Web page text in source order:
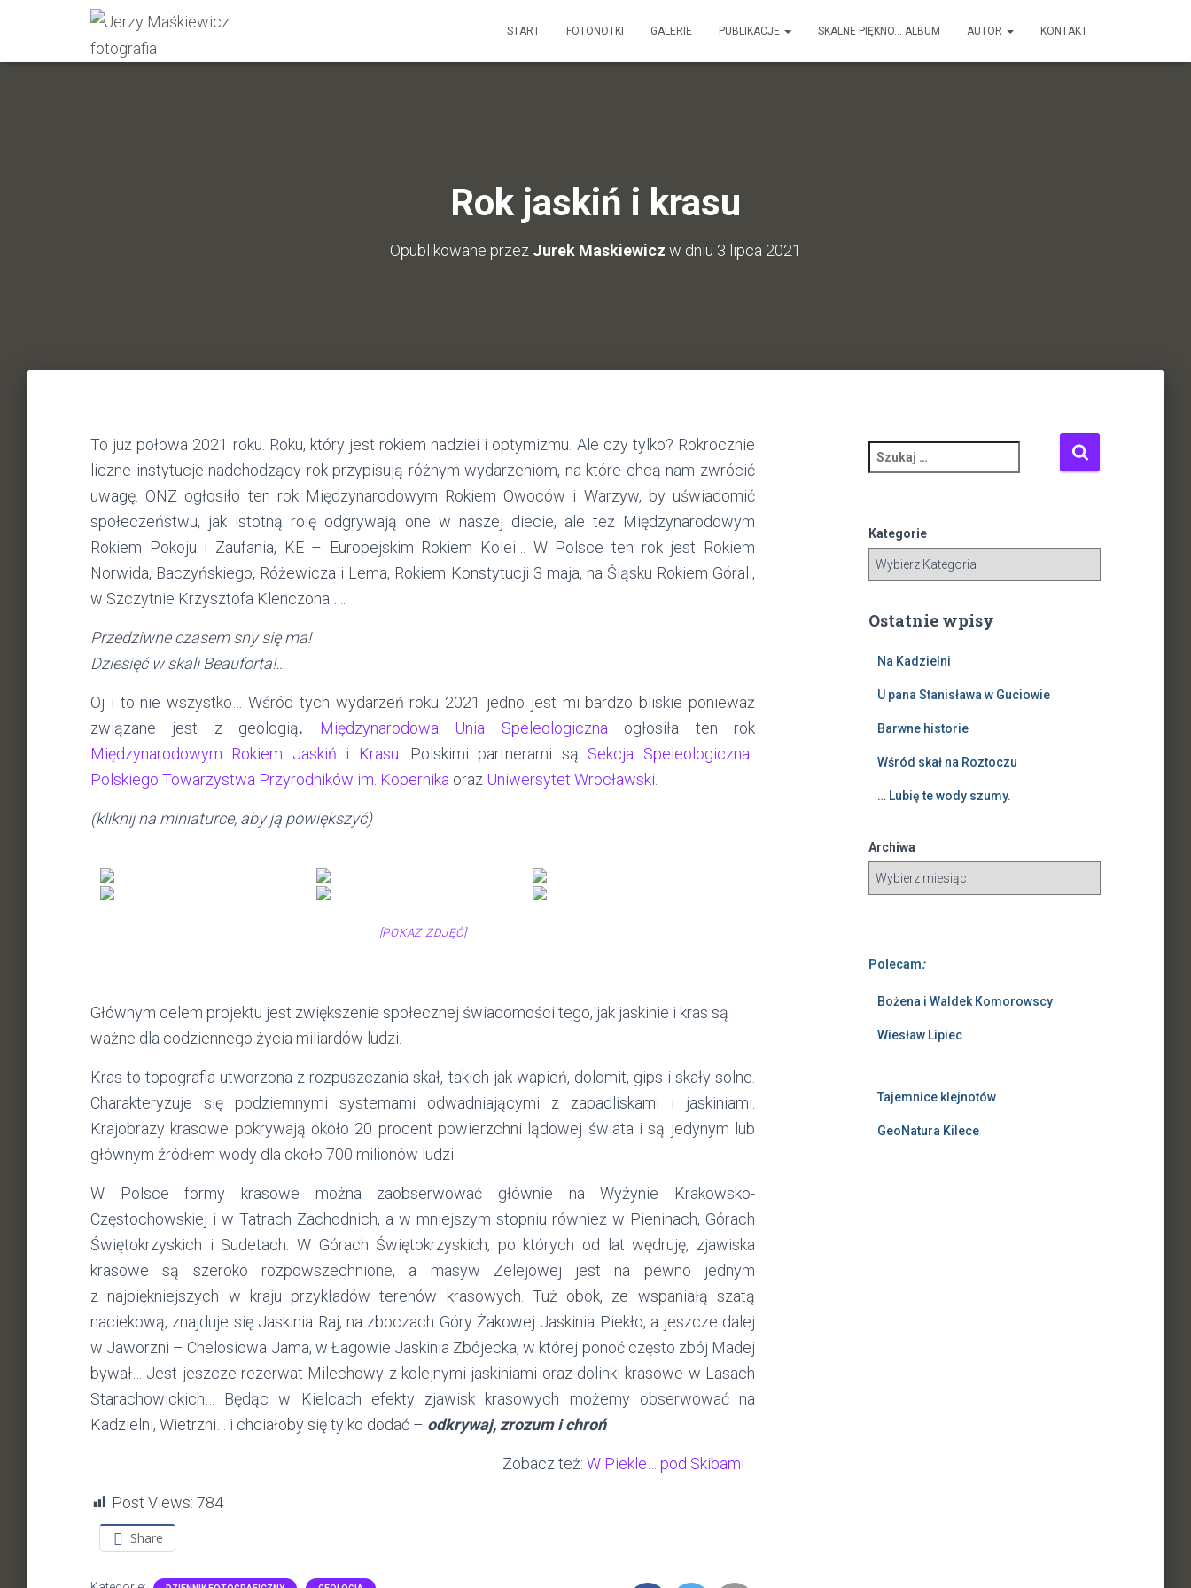
START FOTONOTKI GALERIE PUBLIKACJE SKALNE PIĘKNO… ALBUM AUTOR KONTAKT
Rok jaskiń i krasu
Opublikowane przez Jurek Maskiewicz w dniu 3 lipca 2021
To już połowa 2021 roku. Roku, który jest rokiem nadziei i optymizmu. Ale czy tylko? Rokrocznie
liczne instytucje nadchodzący rok przypisują różnym wydarzeniom, na które chcą nam zwrócić
uwagę. ONZ ogłosiło ten rok Międzynarodowym Rokiem Owoców i Warzyw, by uświadomić
społeczeństwu, jak istotną rolę odgrywają one w naszej diecie, ale też Międzynarodowym
Rokiem Pokoju i Zaufania, KE – Europejskim Rokiem Kolei… W Polsce ten rok jest Rokiem
Norwida, Baczyńskiego, Różewicza i Lema, Rokiem Konstytucji 3 maja, na Śląsku Rokiem Górali,
w Szczytnie Krzysztofa Klenczona ….
Przedziwne czasem sny się ma!
Dziesięć w skali Beauforta!…
Oj i to nie wszystko… Wśród tych wydarzeń roku 2021 jedno jest mi bardzo bliskie ponieważ
związane jest z geologią. Międzynarodowa Unia Speleologiczna ogłosiła ten rok
Międzynarodowym Rokiem Jaskiń i Krasu.
Polskimi partnerami są Sekcja Speleologiczna
Polskiego Towarzystwa Przyrodników im. Kopernika oraz Uniwersytet Wrocławski
(kliknij na miniaturce, aby ją powiększyć)
[POKAZ ZDJĘĆ]
Głównym celem projektu jest zwiększenie społecznej świadomości tego, jak jaskinie i kras są
ważne dla codziennego życia miliardów ludzi.
Kras to topografia utworzona z rozpuszczania skał, takich jak wapień, dolomit, gips i skały solne.
Charakteryzuje się podziemnymi systemami odwadniającymi z zapadliskami i jaskiniami.
Krajobrazy krasowe pokrywają około 20 procent powierzchni lądowej świata i są jedynym lub
głównym źródłem wody dla około 700 milionów ludzi.
W Polsce formy krasowe można zaobserwować głównie na Wyżynie Krakowsko-
Częstochowskiej i w Tatrach Zachodnich, a w mniejszym stopniu również w Pieninach, Górach
Świętokrzyskich i Sudetach. W Górach Świętokrzyskich, po których od lat wędruję, zjawiska
krasowe są szeroko rozpowszechnione, a masyw Zelejowej jest na pewno jednym
z najpiękniejszych w kraju przykładów terenów krasowych. Tuż obok, ze wspaniałą szatą
naciekową, znajduje się Jaskinia Raj, na zboczach Góry Żakowej Jaskinia Piekło, a jeszcze dalej
w Jaworzni – Chelosiowa Jama, w Łagowie Jaskinia Zbójecka, w której ponoć często zbój Madej
bywał… Jest jeszcze rezerwat Milechowy z kolejnymi jaskiniami oraz dolinki krasowe w Lasach
Starachowickich… Będąc w Kielcach efekty zjawisk krasowych możemy obserwować na
Kadzielni, Wietrzni… i chciałoby się tylko dodać – odkrywaj, zrozum i chroń
Zobacz też: W Piekle… pod Skibami
Post Views: 784
Share
z
a
j
Kategorie
Ostatnie wpisy
Na Kadzielni
U pana Stanisława w Guciowie
Barwne historie
Wśród skał na Roztoczu
… Lubię te wody szumy.
Archiwa
Polecam:
Bożena i Waldek Komorowscy
Wiesław Lipiec
Tajemnice klejnotów
GeoNatura Kilece